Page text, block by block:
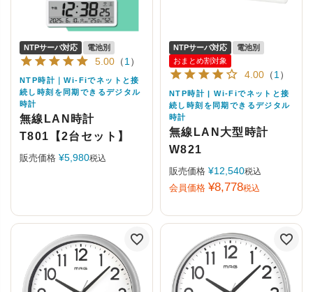
NTPサーバ対応 電池別
5.00 （1）
NTP時計｜Wi-Fiでネットと接
続し時刻を同期できるデジタル
時計
無線LAN時計
T801【2台セット】
販売価格 ¥5,980税込
NTPサーバ対応
電池別
おまとめ割対象
4.00 （1）
NTP時計 | Wi-Fiでネットと接
続し時刻を同期できるデジタル
時計
無線LAN大型時計
W821
販売価格 ¥12,540税込
会員価格 ¥8,778税込